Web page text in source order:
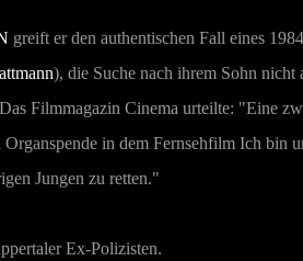
greift er den authentischen Fall eines
), die Suche nach ihrem Sohn nicht
Filmmagazin Cinema urteilte: "Eine
in dem Fernsehfilm Ich
Jungen zu retten."
Ex-Polizisten.